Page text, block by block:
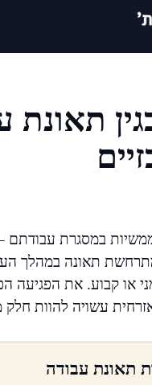
במסגרת עבודתם
תאונה במהלך
או קבוע. את
עשויה להוות חלק
תאונת עבודה